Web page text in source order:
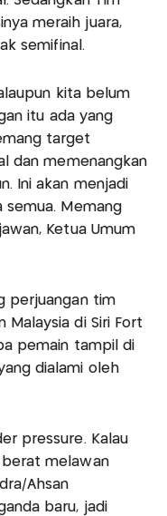
meraih juara,
semifinal.
kita belum
itu ada yang
target
dan memenangkan
Ini akan menjadi
Memang
Ketua Umum
perjuangan tim
Malaysia di Siri Fort
pemain tampil di
dialami oleh
pressure. Kalau
berat melawan
Ahsan
baru, jadi